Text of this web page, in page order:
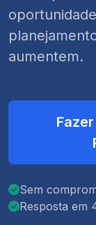
aumentem.
Sem
Resposta em